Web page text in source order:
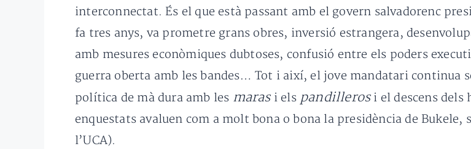
interconnectat. És el que està passant amb el govern salvadorenc
fa tres anys, va prometre grans obres, inversió estrangera,
amb mesures econòmiques dubtoses, confusió entre els poders
guerra oberta amb les bandes… Tot i així, el jove mandatari continua
política de mà dura amb les maras i els pandilleros i el descens dels
enquestats avaluen com a molt bona o bona la presidència de
l’UCA).